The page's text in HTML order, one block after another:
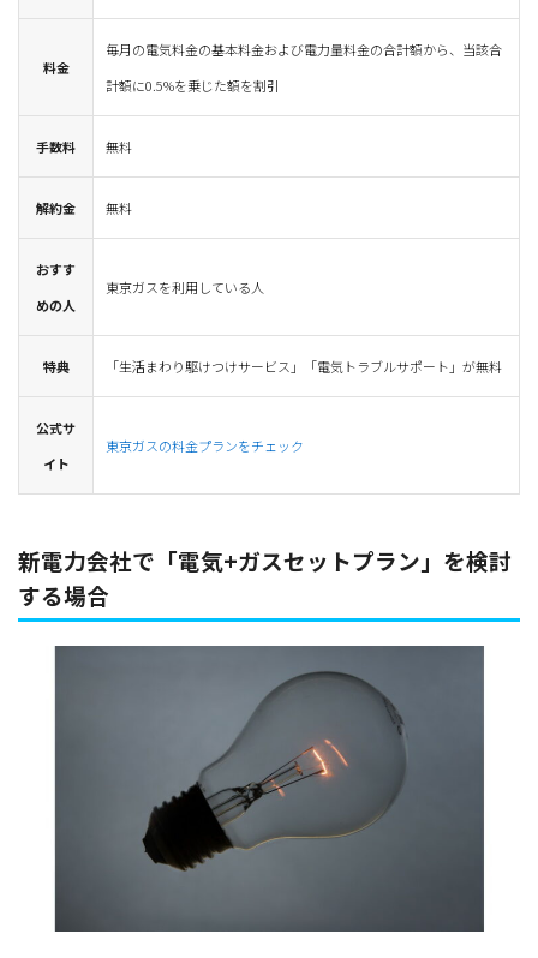
料金
毎月の電気料金の基本料金および電力量料金の合計額から、当該合
計額に0.5%を乗じた額を割引
手数料 無料
解約金 無料
おすす
めの人
東京ガスを利用している人
特典 「生活まわり駆けつけサービス」「電気トラブルサポート」が無料
公式サ
イト
東京ガスの料金プランをチェック
新電力会社で「電気+ガスセットプラン」を検討
する場合